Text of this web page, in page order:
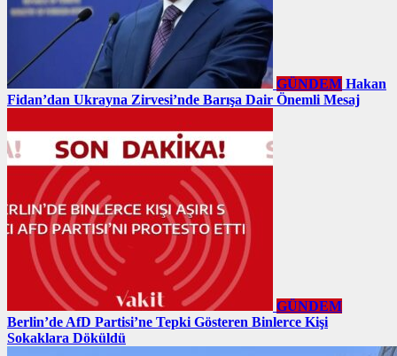
GÜNDEM Hakan
Fidan’dan Ukrayna Zirvesi’nde Barışa Dair Önemli Mesaj
GÜNDEM
Berlin’de AfD Partisi’ne Tepki Gösteren Binlerce Kişi
Sokaklara Döküldü